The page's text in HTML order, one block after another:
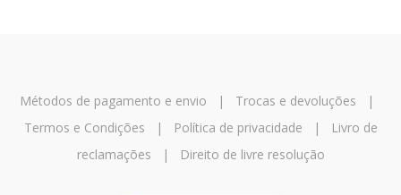
Métodos de pagamento e envio | Trocas e devoluções |
Termos e Condições | Política de privacidade |
Livro de
reclamações | Direito de livre resolução